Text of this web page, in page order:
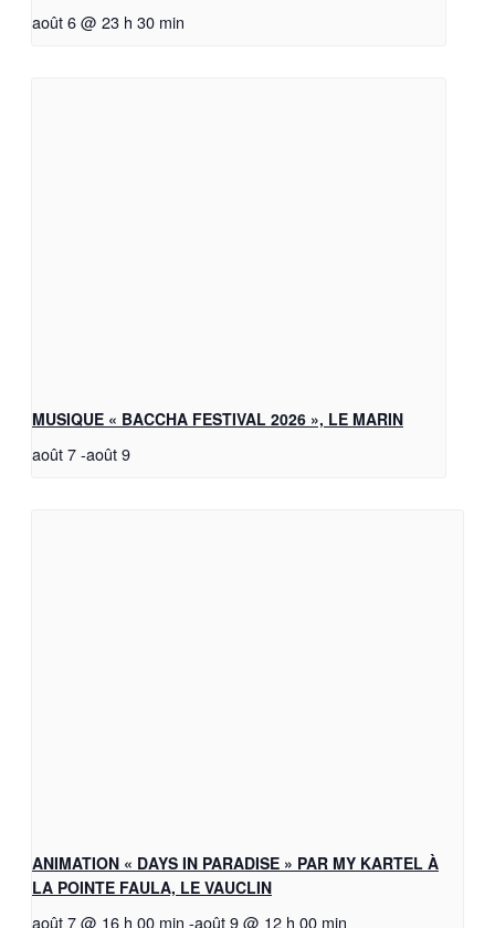
août 6 @ 23 h 30 min
MUSIQUE « BACCHA FESTIVAL 2026 », LE MARIN
août 7-août 9
ANIMATION « DAYS IN PARADISE » PAR MY KARTEL À
LA POINTE FAULA, LE VAUCLIN
août 7 @ 16 h 00 min -août 9 @ 12 h 00 min